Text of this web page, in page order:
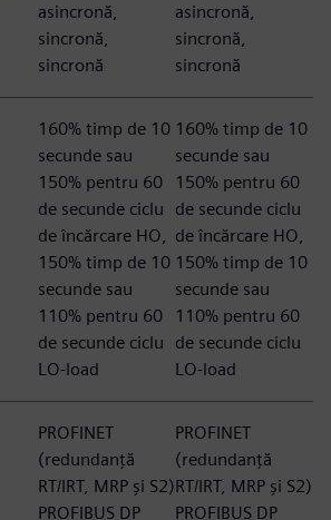
asincronă,
sincronă,
sincronă
asincronă,
sincronă,
sincronă
160% timp de 10
secunde sau
150% pentru 60
de secunde ciclu
de încărcare HO,
150% timp de 10
secunde sau
110% pentru 60
de secunde ciclu
LO-load
160% timp de 10
secunde sau
150% pentru 60
de secunde ciclu
de încărcare HO,
150% timp de 10
secunde sau
110% pentru 60
de secunde ciclu
LO-load
PROFINET
(redundanță
RT/IRT, MRP și S2)
PROFIBUS DP
PROFINET
(redundanță
RT/IRT, MRP și S2)
PROFIBUS DP